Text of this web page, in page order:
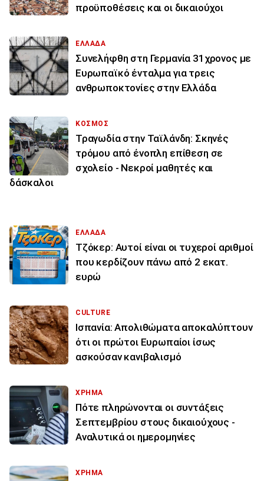
προϋποθέσεις και οι δικαιούχοι
ΕΛΛΑΔΑ
Συνελήφθη στη Γερμανία 31χρονος με
Ευρωπαϊκό ένταλμα για τρεις
ανθρωποκτονίες στην Ελλάδα
ΚΟΣΜΟΣ
Τραγωδία στην Ταϊλάνδη: Σκηνές
τρόμου από ένοπλη επίθεση σε
σχολείο - Νεκροί μαθητές και
δάσκαλοι
ΕΛΛΑΔΑ
Τζόκερ: Αυτοί είναι οι τυχεροί αριθμοί
που κερδίζουν πάνω από 2 εκατ.
ευρώ
CULTURE
Ισπανία: Απολιθώματα αποκαλύπτουν
ότι οι πρώτοι Ευρωπαίοι ίσως
ασκούσαν κανιβαλισμό
ΧΡΗΜΑ
Πότε πληρώνονται οι συντάξεις
Σεπτεμβρίου στους δικαιούχους -
Αναλυτικά οι ημερομηνίες
ΧΡΗΜΑ